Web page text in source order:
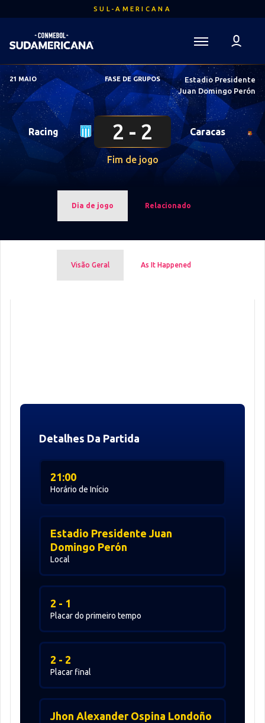
para
conteúdo
principal
SUL-AMERICANA
Sudamericana
Mega
Navigation
21 MAIO FASE DE GRUPOS
Estadio Presidente
Juan Domingo Perón
Racing 2 2 Caracas
Fim de jogo
Dia de jogo Relacionado
Visão Geral As It Happened
Detalhes Da Partida
Horário de Início
21:00
Local
Estadio Presidente Juan
Domingo Perón
Placar do primeiro tempo
2 - 1
Placar final
2 - 2
Jhon Alexander Ospina Londoño